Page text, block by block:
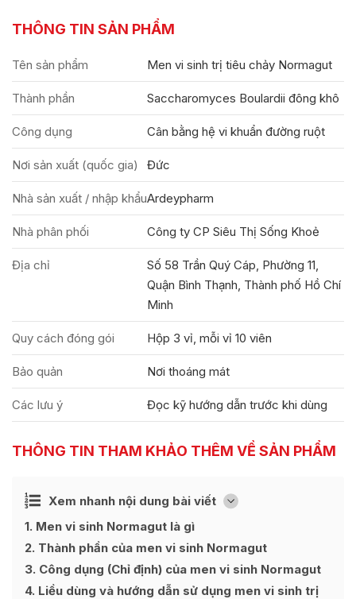
THÔNG TIN SẢN PHẨM
Tên sản phẩm Men vi sinh trị tiêu chảy Normagut
Thành phần Saccharomyces Boulardii đông khô
Công dụng Cân bằng hệ vi khuẩn đường ruột
Nơi sản xuất (quốc gia) Đức
Nhà sản xuất / nhập khẩuArdeypharm
Nhà phân phối Công ty CP Siêu Thị Sống Khoẻ
Địa chỉ
Số 58 Trần Quý Cáp, Phường 11,
Quận Bình Thạnh, Thành phố Hồ Chí
Minh
Quy cách đóng gói Hộp 3 vỉ, mỗi vỉ 10 viên
Bảo quản Nơi thoáng mát
Các lưu ý Đọc kỹ hướng dẫn trước khi dùng
THÔNG TIN THAM KHẢO THÊM VỀ SẢN PHẨM
Xem nhanh nội dung bài viết [
Ẩn
1 Men vi sinh Normagut là gì
2 Thành phần của men vi sinh Normagut
3 Công dụng (Chỉ định) của men vi sinh Normagut
4 Liều dùng và hướng dẫn sử dụng men vi sinh trị